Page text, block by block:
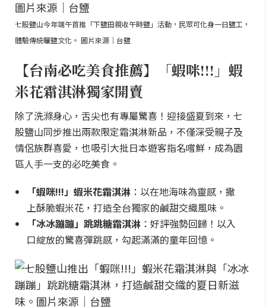
七股鹽山今年端午首推「下鹽田親收午時鹽」活動，民眾可化身一日鹽工，
體驗傳統曬鹽文化。 圖片來源｜台鹽
【台南必吃美食推薦】「蝦咪!!!」蝦
米花霜淇淋獨家開賣
除了洗滌身心，舌尖也有專屬驚喜！迎接盛夏到來，七
股鹽山同步推出兩款限定霜淇淋新品，不僅深受親子及
情侶族群喜愛，也吸引大批日本遊客指名嚐鮮，成為園
區人手一支的必吃美食。
「蝦咪!!!」蝦米花霜淇淋 ：以在地海味為靈感，撒
上酥脆蝦米花，打造全台獨家的鹹甜交織風味。
「冰冰蹦蹦」跳跳糖霜淇淋 ：好評強勢回歸！以入
口綻放的驚喜彈跳感，勾起滿滿的童年回憶。